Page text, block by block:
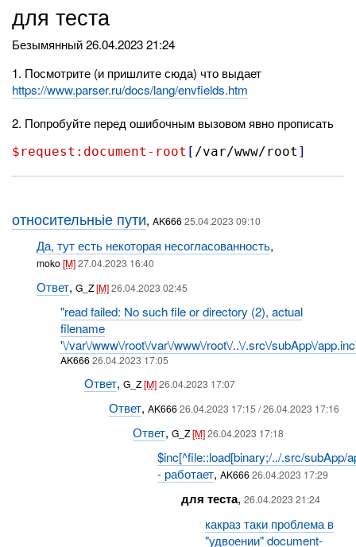
для теста
Безымянный26.04.2023 21:24
1. Посмотрите (и пришлите сюда) что выдает
https://www.parser.ru/docs/lang/envfields.htm
2. Попробуйте перед ошибочным вызовом явно прописать
$request:document-root [ /var/www/root ]
относительньіе пути,AK66625.04.2023 09:10
Да, тут есть некоторая несогласованность,
moko[M] 27.04.2023 16:40
Ответ, G_Z[M] 26.04.2023 02:45
"read failed: No such file or directory (2), actual
filename
'\/var\/www\/root\/var\/www\/root\/..\/.src\/subApp\/
AK66626.04.2023 17:05
Ответ,G_Z[M]26.04.2023 17:07
Ответ, AK66626.04.2023 17:15 / 26.04.2023 17:16
Ответ,G_Z[M]26.04.2023 17:18
$inc[^file::load[binary;/../.src/subApp/
- работает, AK66626.04.2023 17:29
для теста, 26.04.2023 21:24
какраз таки проблема в
"удвоении" document-